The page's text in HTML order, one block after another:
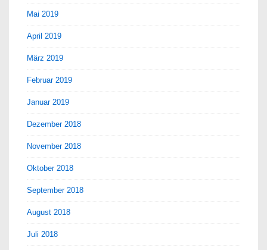
Mai 2019
April 2019
März 2019
Februar 2019
Januar 2019
Dezember 2018
November 2018
Oktober 2018
September 2018
August 2018
Juli 2018